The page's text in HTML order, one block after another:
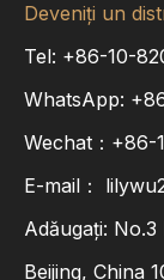
Deveniți un
Tel: +86-10-
WhatsApp:
Wechat：+86-
E-mail：
Adăugați:
Beijing, China